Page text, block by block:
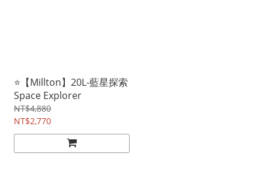
⭐【Millton】20L-藍星探索
Space Explorer
NT$4,880
NT$2,770